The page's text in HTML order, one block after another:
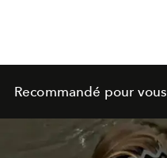
Recommandé pour vous